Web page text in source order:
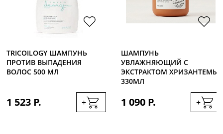
TRICOILOGY ШАМПУНЬ
ПРОТИВ ВЫПАДЕНИЯ
ВОЛОС 500 МЛ
1 523 Р. +
ШАМПУНЬ
УВЛАЖНЯЮЩИЙ С
ЭКСТРАКТОМ ХРИЗАНТЕМЫ
330МЛ
1 090 Р. +